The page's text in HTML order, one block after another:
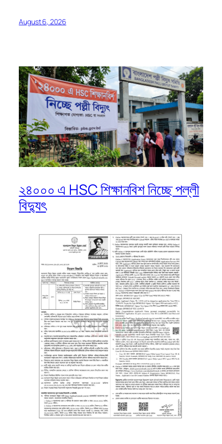
August 6, 2026
২৪০০০ এ HSC শিক্ষানবিশ নিচ্ছে পল্লী
বিদ্যুৎ